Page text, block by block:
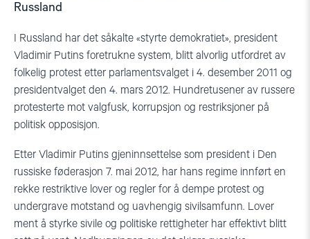
Russland
I Russland har det såkalte «styrte demokratiet», president
Vladimir Putins foretrukne system, blitt alvorlig utfordret av
folkelig protest etter parlamentsvalget i 4. desember 2011 og
presidentvalget den 4. mars 2012. Hundretusener av russere
protesterte mot valgfusk, korrupsjon og restriksjoner på
politisk opposisjon.
Etter Vladimir Putins gjeninnsettelse som president i Den
russiske føderasjon 7. mai 2012, har hans regime innført en
rekke restriktive lover og regler for å dempe protest og
undergrave motstand og uavhengig sivilsamfunn. Lover
ment å styrke sivile og politiske rettigheter har effektivt blitt